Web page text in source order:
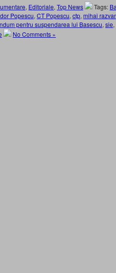
, Editoriale, Top News Tags:
Popescu, CT Popescu, ctp, mihai
pentru suspendarea lui Basescu, sie,
No Comments »